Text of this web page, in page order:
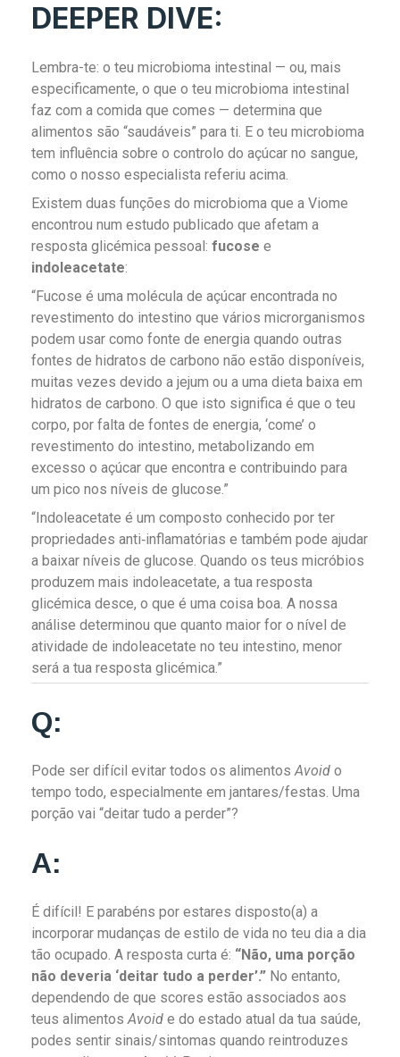
DEEPER DIVE:
Lembra-te: o teu microbioma intestinal — ou, mais
especificamente, o que o teu microbioma intestinal
faz com a comida que comes — determina que
alimentos são “saudáveis” para ti. E o teu microbioma
tem influência sobre o controlo do açúcar no sangue,
como o nosso especialista referiu acima.
Existem duas funções do microbioma que a Viome
encontrou num estudo publicado que afetam a
resposta glicémica pessoal: fucose e
indoleacetate:
“Fucose é uma molécula de açúcar encontrada no
revestimento do intestino que vários microrganismos
podem usar como fonte de energia quando outras
fontes de hidratos de carbono não estão disponíveis,
muitas vezes devido a jejum ou a uma dieta baixa em
hidratos de carbono. O que isto significa é que o teu
corpo, por falta de fontes de energia, ‘come’ o
revestimento do intestino, metabolizando em
excesso o açúcar que encontra e contribuindo para
um pico nos níveis de glucose.”
“Indoleacetate é um composto conhecido por ter
propriedades anti‑inflamatórias e também pode ajudar
a baixar níveis de glucose. Quando os teus micróbios
produzem mais indoleacetate, a tua resposta
glicémica desce, o que é uma coisa boa. A nossa
análise determinou que quanto maior for o nível de
atividade de indoleacetate no teu intestino, menor
será a tua resposta glicémica.”
Q:
Pode ser difícil evitar todos os alimentosAvoid o
tempo todo, especialmente em jantares/festas. Uma
porção vai “deitar tudo a perder”?
A:
É difícil! E parabéns por estares disposto(a) a
incorporar mudanças de estilo de vida no teu dia a dia
tão ocupado. A resposta curta é: “Não, uma porção
não deveria ‘deitar tudo a perder’.” No entanto,
dependendo de que scores estão associados aos
teus alimentosAvoid e do estado atual da tua saúde,
podes sentir sinais/sintomas quando reintroduzes